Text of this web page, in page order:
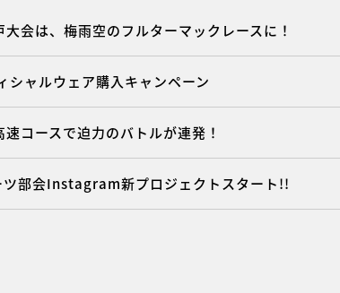
会は、梅雨空のフルターマックレースに！
シャルウェア購入キャンペーン
コースで迫力のバトルが連発！
ツ部会Instagram新プロジェクトスタート!!